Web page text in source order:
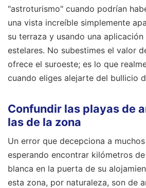
"astroturismo" cuando podrían
una vista increíble simplemente
su terraza y usando una
estelares. No subestimes el valor
ofrece el suroeste; es lo que
cuando eliges alejarte del bullicio
Confundir las playas de
las de la zona
Un error que decepciona a
esperando encontrar kilómetros
blanca en la puerta de su
esta zona, por naturaleza, son de